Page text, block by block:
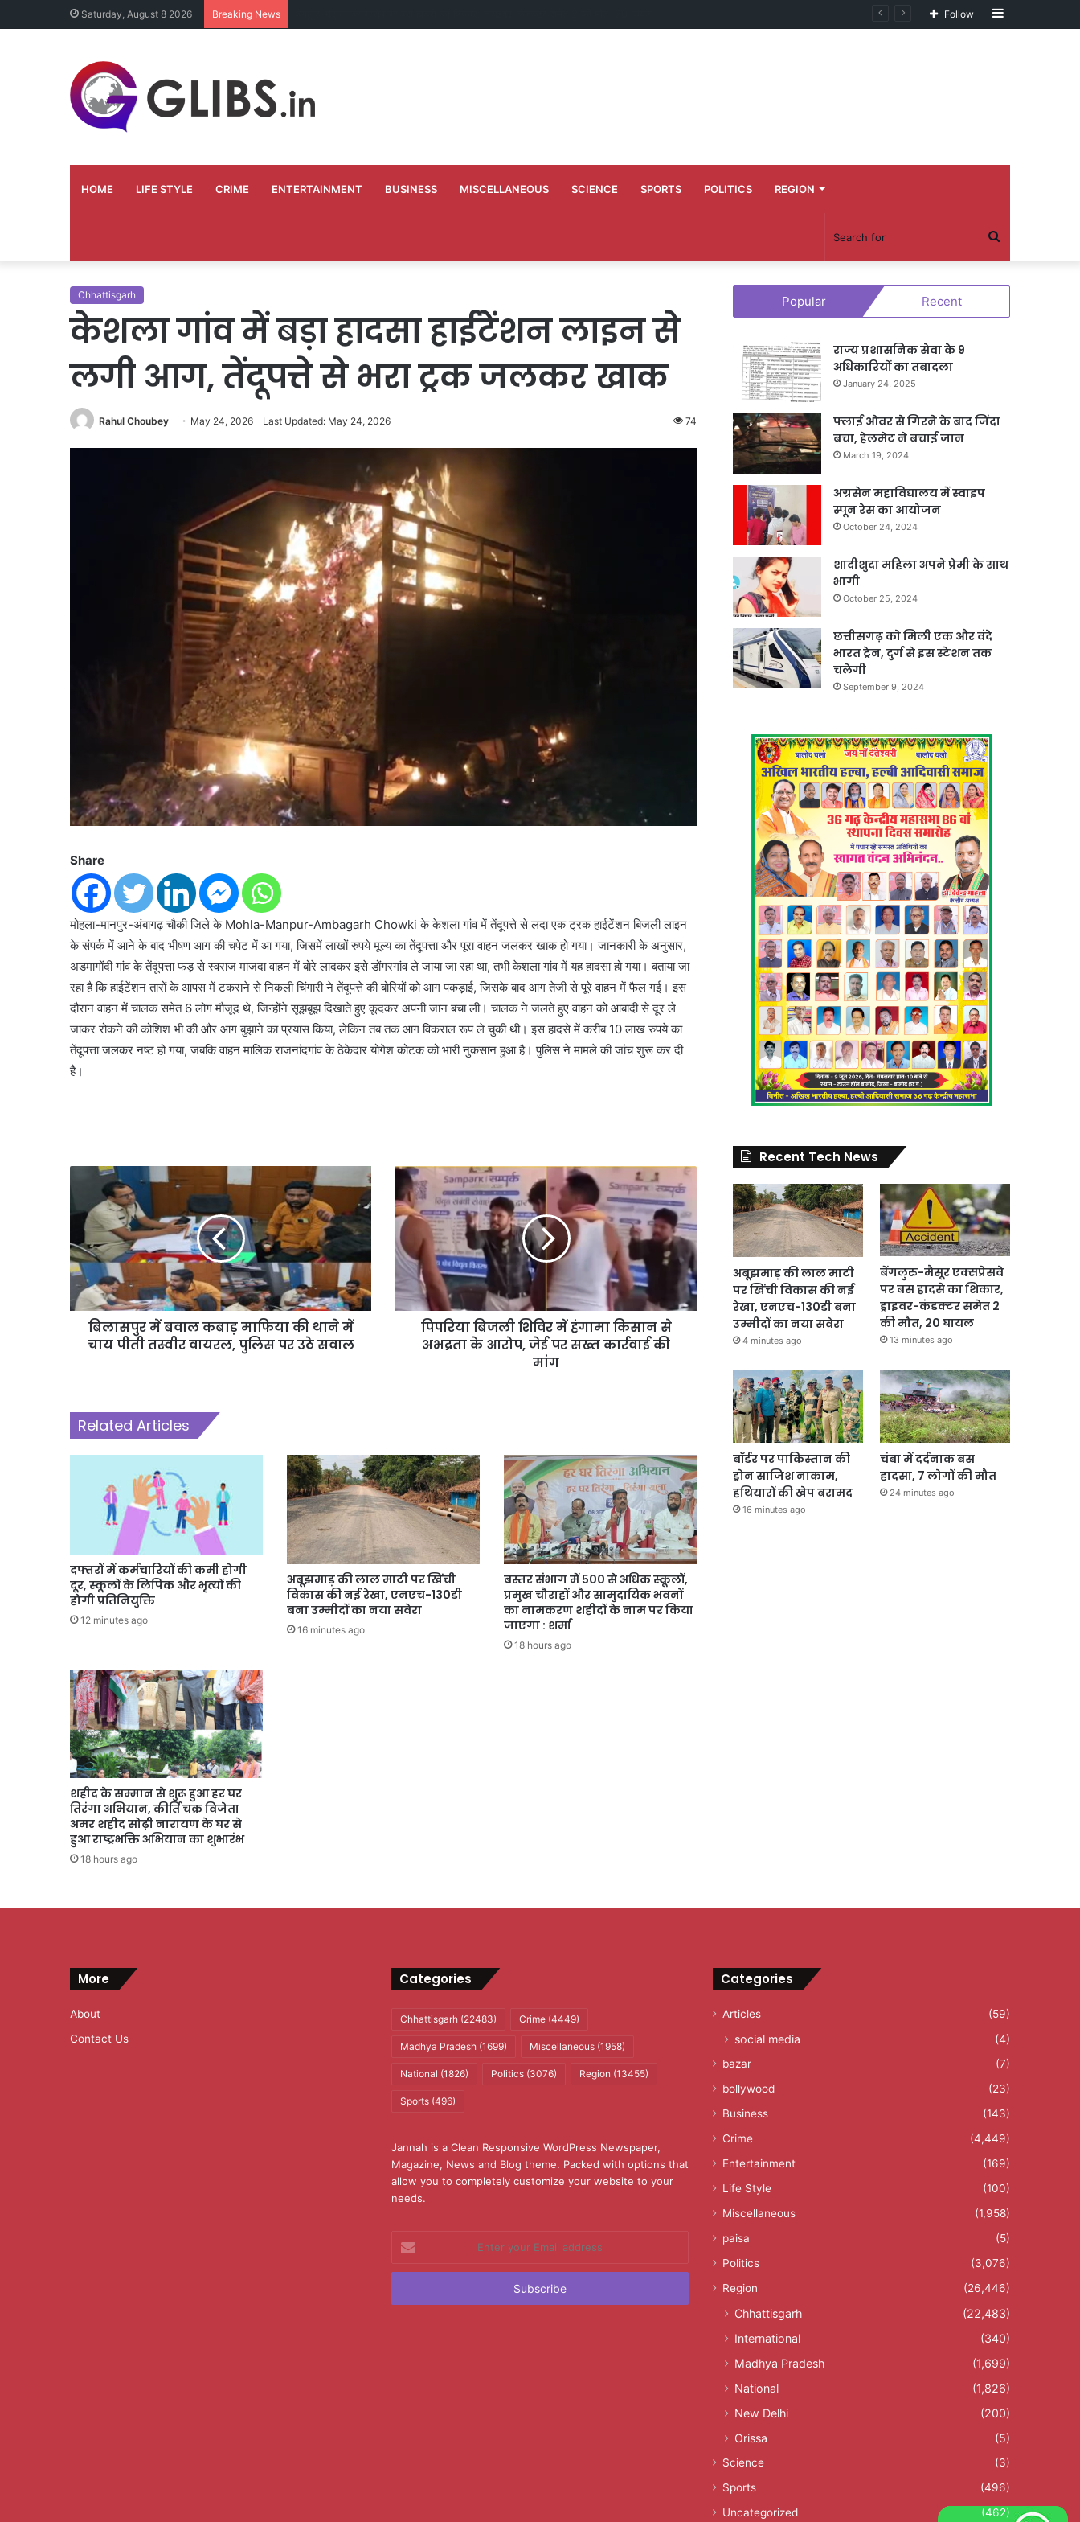
Saturday, August 8 2026 Breaking News Sidebar
Follow
HOME LIFE STYLE CRIME ENTERTAINMENT BUSINESS MISCELLANEOUS SCIENCE SPORTS POLITICS REGION
Search
for
Chhattisgarh
केशला गांव में बड़ा हादसा हाईटेंशन लाइन से
लगी आग, तेंदूपत्ते से भरा ट्रक जलकर खाक
Rahul Choubey May 24, 2026 Last Updated: May 24, 2026 74
Share
मोहला-मानपुर-अंबागढ़ चौकी जिले के Mohla-Manpur-Ambagarh Chowki के केशला गांव में तेंदूपत्ते से लदा एक ट्रक हाईटेंशन बिजली लाइन
के संपर्क में आने के बाद भीषण आग की चपेट में आ गया, जिसमें लाखों रुपये मूल्य का तेंदूपत्ता और पूरा वाहन जलकर खाक हो गया। जानकारी के अनुसार,
अडमागोंदी गांव के तेंदूपत्ता फड़ से स्वराज माजदा वाहन में बोरे लादकर इसे डोंगरगांव ले जाया जा रहा था, तभी केशला गांव में यह हादसा हो गया। बताया जा
रहा है कि हाईटेंशन तारों के आपस में टकराने से निकली चिंगारी ने तेंदूपत्ते की बोरियों को आग पकड़ाई, जिसके बाद आग तेजी से पूरे वाहन में फैल गई। इस
दौरान वाहन में चालक समेत 6 लोग मौजूद थे, जिन्होंने सूझबूझ दिखाते हुए कूदकर अपनी जान बचा ली। चालक ने जलते हुए वाहन को आबादी से दूर ले
जाकर रोकने की कोशिश भी की और आग बुझाने का प्रयास किया, लेकिन तब तक आग विकराल रूप ले चुकी थी। इस हादसे में करीब 10 लाख रुपये का
तेंदूपत्ता जलकर नष्ट हो गया, जबकि वाहन मालिक राजनांदगांव के ठेकेदार योगेश कोटक को भारी नुकसान हुआ है। पुलिस ने मामले की जांच शुरू कर दी
है।
बिलासपुर में बवाल कबाड़ माफिया की थाने में
चाय पीती तस्वीर वायरल, पुलिस पर उठे सवाल
पिपरिया बिजली शिविर में हंगामा किसान से
अभद्रता के आरोप, जेई पर सख्त कार्रवाई की
मांग
Related Articles
दफ्तरों में कर्मचारियों की कमी होगी
दूर, स्कूलों के लिपिक और भृत्यों की
होगी प्रतिनियुक्ति
12 minutes ago
अबूझमाड़ की लाल माटी पर खिंची
विकास की नई रेखा, एनएच-130डी
बना उम्मीदों का नया सवेरा
16 minutes ago
बस्तर संभाग में 500 से अधिक स्कूलों,
प्रमुख चौराहों और सामुदायिक भवनों
का नामकरण शहीदों के नाम पर किया
जाएगा : शर्मा
18 hours ago
शहीद के सम्मान से शुरू हुआ हर घर
तिरंगा अभियान, कीर्ति चक्र विजेता
अमर शहीद सोढ़ी नारायण के घर से
हुआ राष्ट्रभक्ति अभियान का शुभारंभ
18 hours ago
Popular Recent
राज्य प्रशासनिक सेवा के 9
अधिकारियों का तबादला
January 24, 2025
फ्लाई ओवर से गिरने के बाद जिंदा
बचा, हेलमेट ने बचाई जान
March 19, 2024
अग्रसेन महाविद्यालय में स्वाइप
स्पून रेस का आयोजन
October 24, 2024
शादीशुदा महिला अपने प्रेमी के साथ
भागी
October 25, 2024
छत्तीसगढ़ को मिली एक और वंदे
भारत ट्रेन, दुर्ग से इस स्टेशन तक
चलेगी
September 9, 2024
Recent Tech News
अबूझमाड़ की लाल माटी
पर खिंची विकास की नई
रेखा, एनएच-130डी बना
उम्मीदों का नया सवेरा
4 minutes ago
बेंगलुरु-मैसूर एक्सप्रेसवे
पर बस हादसे का शिकार,
ड्राइवर-कंडक्टर समेत 2
की मौत, 20 घायल
13 minutes ago
बॉर्डर पर पाकिस्तान की
ड्रोन साजिश नाकाम,
हथियारों की खेप बरामद
16 minutes ago
चंबा में दर्दनाक बस
हादसा, 7 लोगों की मौत
24 minutes ago
More
About
Contact Us
Categories
Chhattisgarh(22483) Crime(4449)
Madhya Pradesh(1699) Miscellaneous(1958)
National (1826) Politics(3076) Region (13455)
Sports(496)
Jannah is a Clean Responsive WordPress Newspaper,
Magazine, News and Blog theme. Packed with options that
allow you to completely customize your website to your
needs.
your
Email
Categories
Articles (59)
social media (4)
bazar
(7)
bollywood
(23)
Business
(143)
Crime
(4,449)
Entertainment
(169)
Life Style
(100)
Miscellaneous
(1,958)
paisa
(5)
Politics
(3,076)
Region
(26,446)
Chhattisgarh
(22,483)
International
(340)
Madhya Pradesh
(1,699)
National
(1,826)
New Delhi
(200)
Orissa
(5)
Science
(3)
Sports
(496)
Uncategorized
(462)